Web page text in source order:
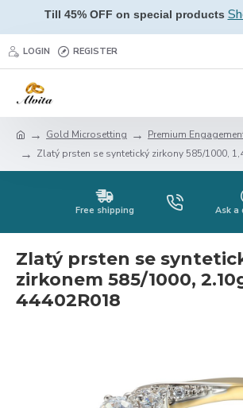
Till 45% OFF on special products
LOGIN REGISTER
Gold Microsetting
Premium
Zlatý prsten se syntetický zirkony 585/1000,
Free shipping Ask a
Zlatý prsten se
zirkonem 585/1000,
44402R018